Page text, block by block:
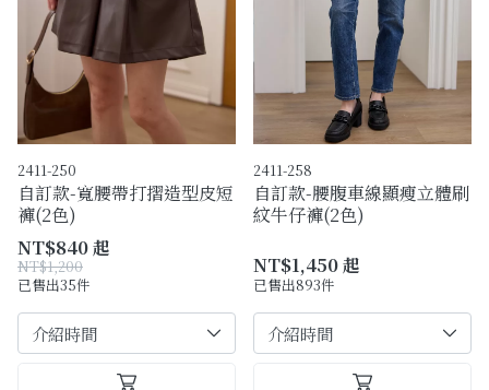
2411-250
自訂款-寬腰帶打摺造型皮短
褲(2色)
NT$840 起
NT$1,200
已售出35件
2411-258
自訂款-腰腹車線顯瘦立體刷
紋牛仔褲(2色)
NT$1,450 起
已售出893件